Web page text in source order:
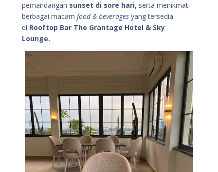
pemandangan sunset di sore hari, serta menikmati
berbagai macam food & beverages yang tersedia
di Rooftop Bar The Grantage Hotel & Sky
Lounge.